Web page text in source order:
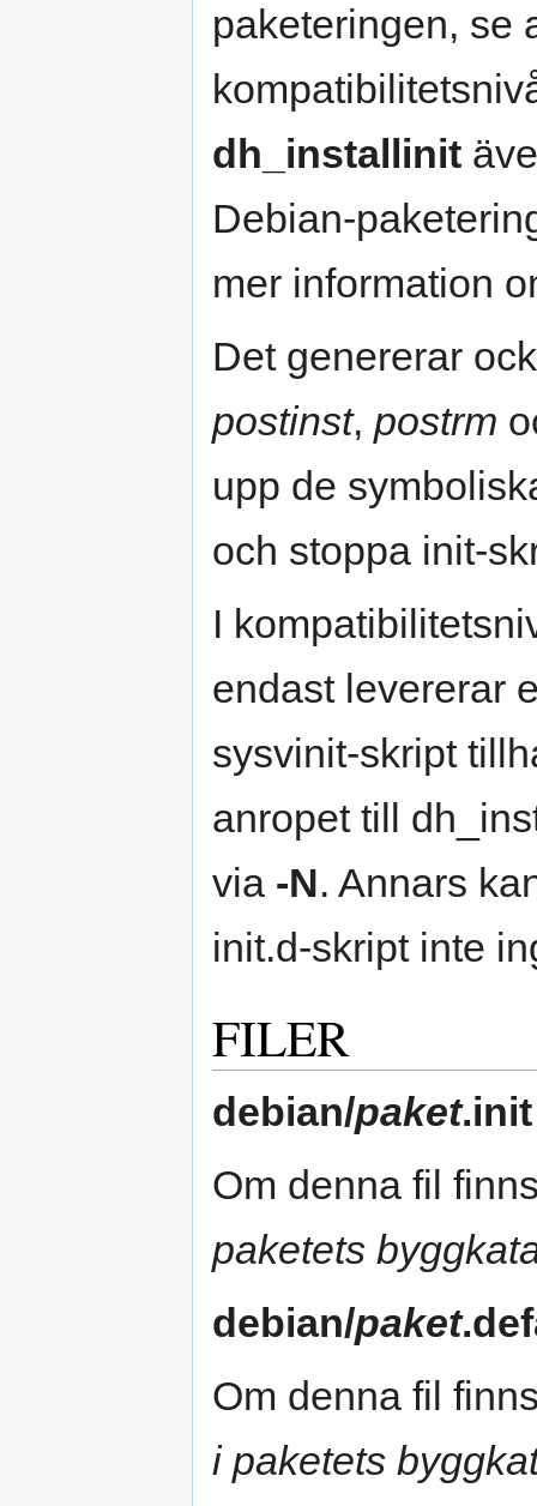
paketeringen, se
dh_installinit
Debian-
mer information
Det genererar
postinst, postrm
upp de
och stoppa init-
I
endast levererar
sysvinit-skript
anropet till
via -N. Annars
init.d-skript inte
FILER
debian/paket.init
Om denna fil
paketets
debian/paket
Om denna fil
i paketets